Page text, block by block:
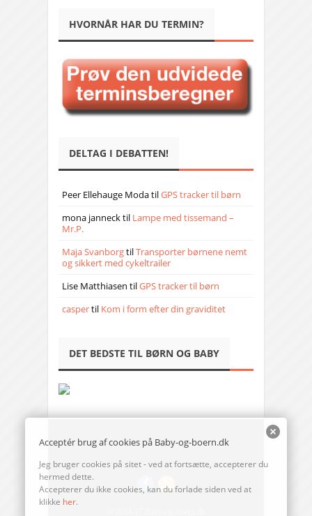
HVORNÅR HAR DU TERMIN?
DELTAG I DEBATTEN!
Peer Ellehauge ModatilGPS tracker til børn
mona jannecktil Lampe med tissemand –
Mr.P.
Maja SvanborgtilTransporter børnene nemt
og sikkert med cykeltrailer
Lise Matthiasen tilGPS tracker til børn
caspertil Kom i form efter din graviditet
DET BEDSTE TIL BØRN OG BABY
Acceptér brug af cookies på Baby-og-boern.dk
Jeg bruger cookies på sitet - ved at fortsætte, accepterer du
hermed dette.
Accepterer du ikke cookies, kan du forlade siden ved at
klikke her.